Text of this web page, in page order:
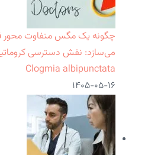
چگونه یک مگس متفاوت محور
می‌سازد: نقش دسترسی
Clogmia albipunctata
۱۴۰۵-۰۵-۱۶